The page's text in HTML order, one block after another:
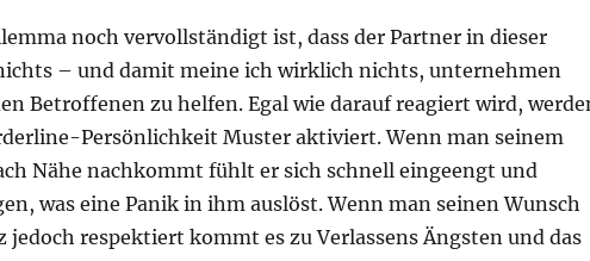
noch vervollständigt ist, dass der Partner in dieser
– und damit meine ich wirklich nichts, unternehmen
Betroffenen zu helfen. Egal wie darauf reagiert wird,
Persönlichkeit Muster aktiviert. Wenn man seinem
Nähe nachkommt fühlt er sich schnell eingeengt und
was eine Panik in ihm auslöst. Wenn man seinen Wunsch
jedoch respektiert kommt es zu Verlassens Ängsten und das